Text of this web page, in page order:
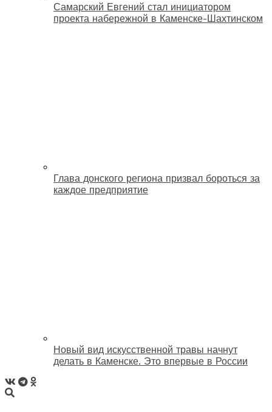
Самарский Евгений стал инициатором
проекта набережной в Каменске-Шахтинском
Глава донского региона призвал бороться за
каждое предприятие
Новый вид искусственной травы начнут
делать в Каменске. Это впервые в России